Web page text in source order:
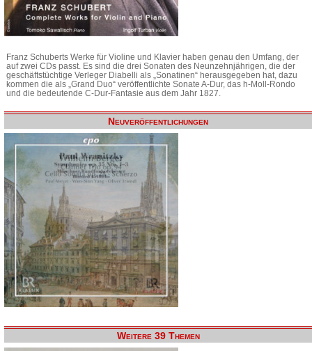
Franz Schuberts Werke für Violine und Klavier haben genau den Umfang, der
auf zwei CDs passt. Es sind die drei Sonaten des Neunzehnjährigen, die der
geschäftstüchtige Verleger Diabelli als „Sonatinen“ herausgegeben hat, dazu
kommen die als „Grand Duo“ veröffentlichte Sonate A-Dur, das h-Moll-Rondo
und die bedeutende C-Dur-Fantasie aus dem Jahr 1827.
Neuveröffentlichungen
Weitere 39 Themen